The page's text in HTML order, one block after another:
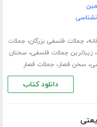
، جملات فلسفی بزرگان، جملات
، زیباترین جملات فلسفی، سخنان
، سخن قصار، جملات قصار
دانلود کتاب